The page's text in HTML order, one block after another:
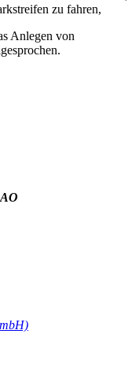
zu fahren,
Anlegen von